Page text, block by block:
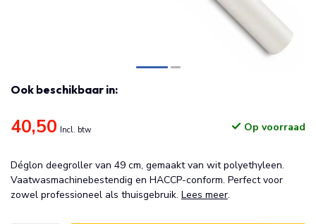
Ook beschikbaar in:
40,50 Incl. btw Op voorraad
Déglon deegroller van 49 cm, gemaakt van wit polyethyleen.
Vaatwasmachinebestendig en HACCP-conform. Perfect voor
zowel professioneel als thuisgebruik. Lees meer.